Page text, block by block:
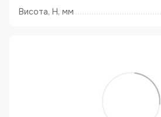
Висота, Н, мм